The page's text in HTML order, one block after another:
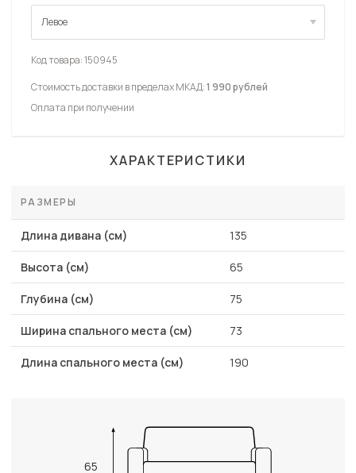
Левое
Левое
Код товара:150945
Стоимость доставки в пределах МКАД:1 990 рублей
Оплата при получении
ХАРАКТЕРИСТИКИ
РАЗМЕРЫ
Длина дивана (см) 135
Высота (см) 65
Глубина (см) 75
Ширина спального места (см) 73
Длина спального места (см) 190
65